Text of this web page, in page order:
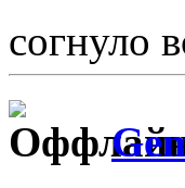
согнуло